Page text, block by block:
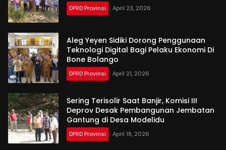
DPRD Provinsi April 23, 2026
Aleg Yeyen Sidiki Dorong Penggunaan
Teknologi Digital Bagi Pelaku Ekonomi Di
Bone Bolango
DPRD Provinsi April 21, 2026
Sering Terisolir Saat Banjir, Komisi III
Deprov Desak Pembangunan Jembatan
Gantung di Desa Modelidu
DPRD Provinsi April 18, 2026